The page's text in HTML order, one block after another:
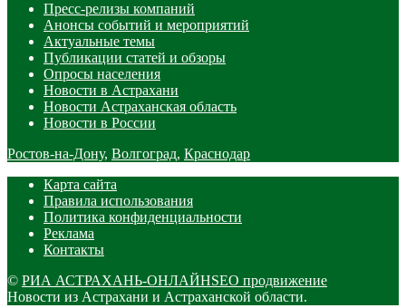
Пресс-релизы компаний
Анонсы событий и мероприятий
Актуальные темы
Публикации статей и обзоры
Опросы населения
Новости в Астрахани
Новости Астраханская область
Новости в России
Ростов-на-Дону, Волгоград, Краснодар
Карта сайта
Правила использования
Политика конфиденциальности
Реклама
Контакты
© РИА АСТРАХАНЬ-ОНЛАЙНSEO продвижение
Новости из Астрахани и Астраханской области.